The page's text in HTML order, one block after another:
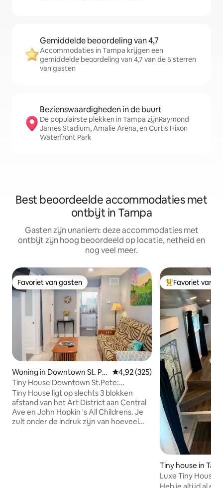
Gemiddelde beoordeling van 4,7
Accommodaties in Tampa krijgen een
gemiddelde beoordeling van 4,7 van de 5 sterren
van gasten
Bezienswaardigheden in de buurt
De populairste plekken in Tampa zijnRaymond
James Stadium, Amalie Arena, en Curtis Hixon
Waterfront Park
Best beoordeelde accommodaties met
ontbijt in Tampa
Gasten zijn unaniem: deze accommodaties met
ontbijt zijn hoog beoordeeld op locatie, netheid en
nog veel meer.
Favoriet van gasten
Favoriet van gasten
Woning in Downtown St. Pe
tersburg
Gemiddelde beoordeling van
4,92 (325)
Tiny House Downtown St.Pete:
verrassend ruim
Tiny House ligt op slechts 3 blokken
afstand van het Art District aan Central
Ave en John Hopkin 's All Childrens. Je
zult onder de indruk zijn van hoeveel
Topfavoriet van
Favoriet van
Tiny house in
Luxe Tiny House
geschikt voor zes